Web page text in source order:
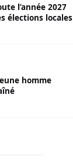
l’année 2027
élections locales
homme